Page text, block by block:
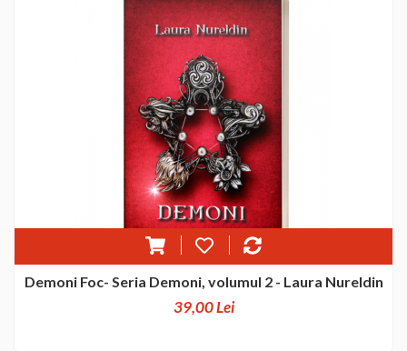
Demoni Foc- Seria Demoni, volumul 2 - Laura Nureldin
39,00 Lei